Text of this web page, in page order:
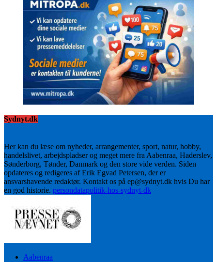
Sydnyt.dk
Her kan du læse om nyheder, arrangementer, sport, natur, hobby,
handelslivet, arbejdspladser og meget mere fra Aabenraa, Haderslev,
Sønderborg, Tønder, Danmark og den store vide verden. Siden
opdateres og redigeres af Erik Egvad Petersen, der er
ansvarshavende redaktør. Kontakt os på ep@sydnyt.dk hvis Du har
en god historie. persondatapolitik-hos-sydnyt-dk
Aabenraa